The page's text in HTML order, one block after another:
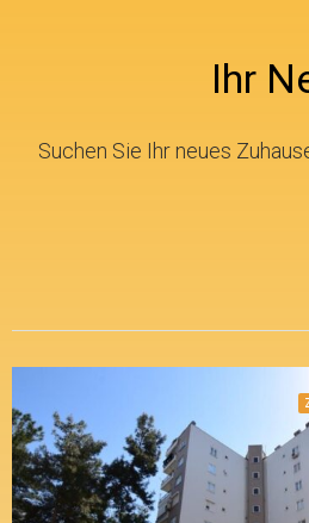
Ihr
Suchen Sie Ihr neues